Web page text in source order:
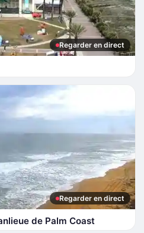
Regarder en direct
Regarder en direct
de Palm Coast